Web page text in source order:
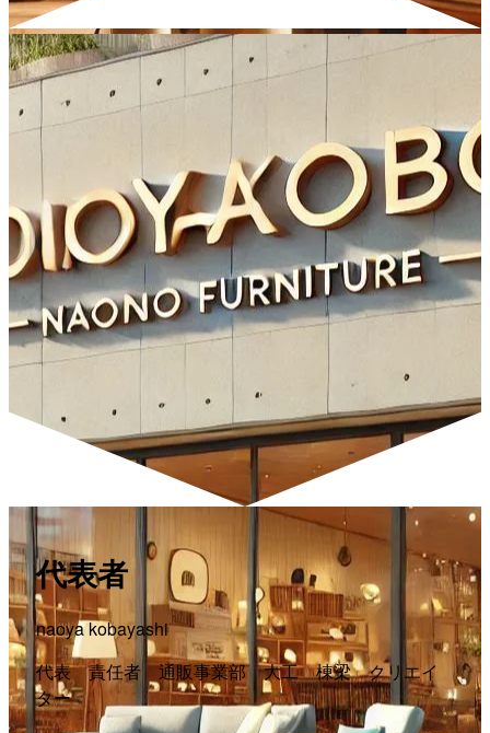
代表者
naoya kobayashi
代表 責任者 通販事業部 大工 棟梁 クリエイ
ター